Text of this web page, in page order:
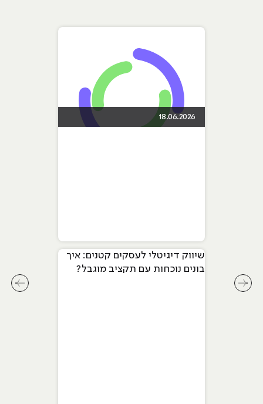
18.06.2026
שיווק דיגיטלי לעסקים קטנים: איך
בונים נוכחות עם תקציב מוגבל?
לחץ לחץ לשיקופית קודמת בסליידר מאמרים